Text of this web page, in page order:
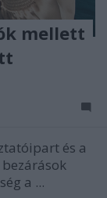
mellett
és a
a ...